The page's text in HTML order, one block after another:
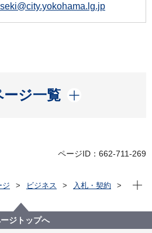
ージ一覧
開く
ページID：662-711-269
ジ ビジネス
入札・契約
【港北区戸籍課】窓口番号発券シス
業務委託
現在
ジトップへ